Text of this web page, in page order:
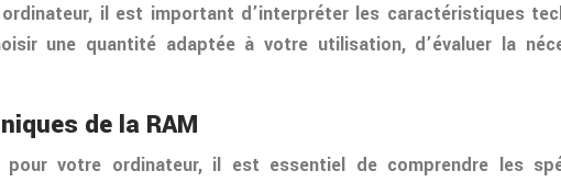
il est important d’interpréter les caractéristiques
une quantité adaptée à votre utilisation, d’évaluer la
de la RAM
votre ordinateur, il est essentiel de comprendre les